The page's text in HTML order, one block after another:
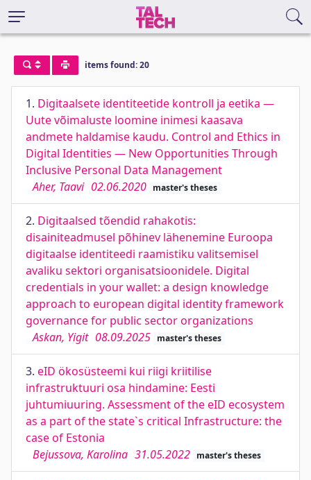
items found: 20
1. Digitaalsete identiteetide kontroll ja eetika —
Uute võimaluste loomine inimesi kaasava
andmete haldamise kaudu. Control and Ethics in
Digital Identities — New Opportunities Through
Inclusive Personal Data Management
Aher, Taavi 02.06.2020 master's theses
2. Digitaalsed tõendid rahakotis:
disainiteadmusel põhinev lähenemine Euroopa
digitaalse identiteedi raamistiku valitsemisel
avaliku sektori organisatsioonidele. Digital
credentials in your wallet: a design knowledge
approach to european digital identity framework
governance for public sector organizations
Askan, Yigit 08.09.2025 master's theses
3. eID ökosüsteemi kui riigi kriitilise
infrastruktuuri osa hindamine: Eesti
juhtumiuuring. Assessment of the eID ecosystem
as a part of the state`s critical Infrastructure: the
case of Estonia
Bejussova, Karolina 31.05.2022 master's theses